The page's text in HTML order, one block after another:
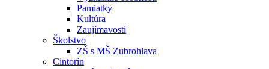
Pamiatky
Kultúra
Zaujímavosti
Školstvo
ZŠ s MŠ Zubrohlava
Cintorín